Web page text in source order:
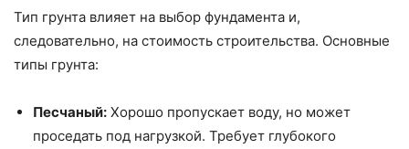
Тип грунта влияет на выбор фундамента и,
следовательно, на стоимость строительства. Основные
типы грунта:
Песчаный: Хорошо пропускает воду, но может
проседать под нагрузкой. Требует глубокого